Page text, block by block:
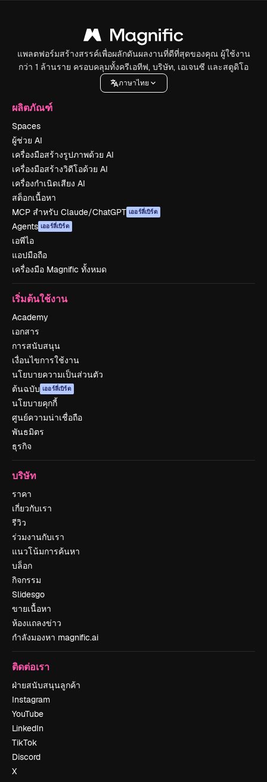
แพลตฟอร์มสร้างสรรค์เพื่อผลักดันผลงานที่ดีที่สุดของคุณ ผู้ใช้งาน
กว่า 1 ล้านราย ครอบคลุมทั้งครีเอทีฟ, บริษัท, เอเจนซี และสตูดิโอ
ภาษาไทย
ผลิตภัณฑ์
Spaces
ผู้ช่วย AI
เครื่องมือสร้างรูปภาพด้วย AI
เครื่องมือสร้างวิดีโอด้วย AI
เครื่องกำเนิดเสียง AI
สต็อกเนื้อหา
MCP สำหรับ Claude/ChatGPT เออร์ลี่เบิร์ด
Agents เออร์ลี่เบิร์ด
เอพีไอ
แอปมือถือ
เครื่องมือ Magnific ทั้งหมด
เริ่มต้นใช้งาน
Academy
เอกสาร
การสนับสนุน
เงื่อนไขการใช้งาน
นโยบายความเป็นส่วนตัว
ต้นฉบับ เออร์ลี่เบิร์ด
นโยบายคุกกี้
ศูนย์ความน่าเชื่อถือ
พันธมิตร
ธุรกิจ
บริษัท
ราคา
เกี่ยวกับเรา
รีวิว
ร่วมงานกับเรา
แนวโน้มการค้นหา
บล็อก
กิจกรรม
Slidesgo
ขายเนื้อหา
ห้องแถลงข่าว
กำลังมองหา magnific.ai
ติดต่อเรา
ฝ่ายสนับสนุนลูกค้า
Instagram
YouTube
LinkedIn
TikTok
Discord
X